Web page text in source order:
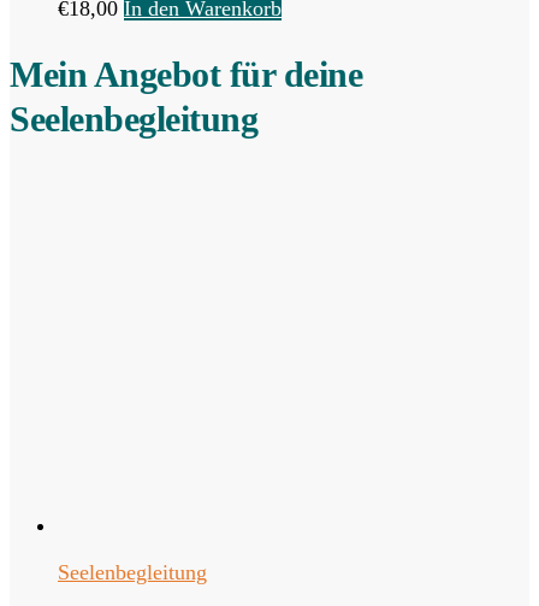
€18,00 In den Warenkorb
Mein Angebot für deine
Seelenbegleitung
Seelenbegleitung